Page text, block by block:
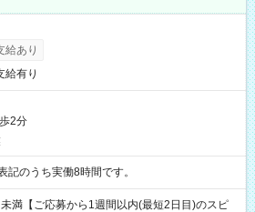
給あり
給有り
2分
15:00 ※表記のうち実働8時間です。
満【ご応募から1週間以内(最短2日目)のスピ